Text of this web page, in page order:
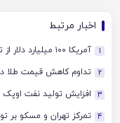
اخبار مرتبط
1 آمریکا ۱۰۰ میلیارد دلار از تعرفه‌های «روز آزادی» ترامپ را پس داد
2 تداوم کاهش قیمت طلا در
3 افزایش تولید نفت اوپک
4 تمرکز تهران و مسکو بر